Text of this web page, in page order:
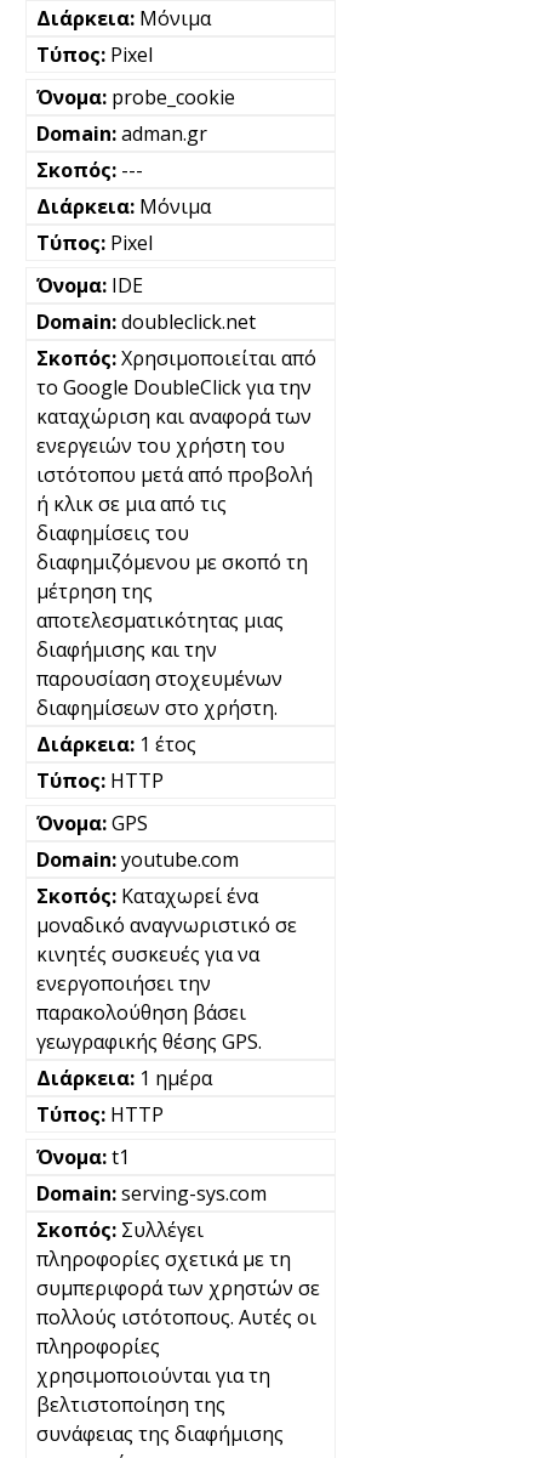
Μόνιμα
Pixel
probe_cookie
adman.gr
---
Μόνιμα
Pixel
IDE
doubleclick.net
Χρησιμοποιείται από
το Google DoubleClick για την
καταχώριση και αναφορά των
ενεργειών του χρήστη του
ιστότοπου μετά από προβολή
ή κλικ σε μια από τις
διαφημίσεις του
διαφημιζόμενου με σκοπό τη
μέτρηση της
αποτελεσματικότητας μιας
διαφήμισης και την
παρουσίαση στοχευμένων
διαφημίσεων στο χρήστη.
1 έτος
HTTP
GPS
youtube.com
Καταχωρεί ένα
μοναδικό αναγνωριστικό σε
κινητές συσκευές για να
ενεργοποιήσει την
παρακολούθηση βάσει
γεωγραφικής θέσης GPS.
1 ημέρα
HTTP
t1
serving-sys.com
Συλλέγει
πληροφορίες σχετικά με τη
συμπεριφορά των χρηστών σε
πολλούς ιστότοπους. Αυτές οι
πληροφορίες
χρησιμοποιούνται για τη
βελτιστοποίηση της
συνάφειας της διαφήμισης